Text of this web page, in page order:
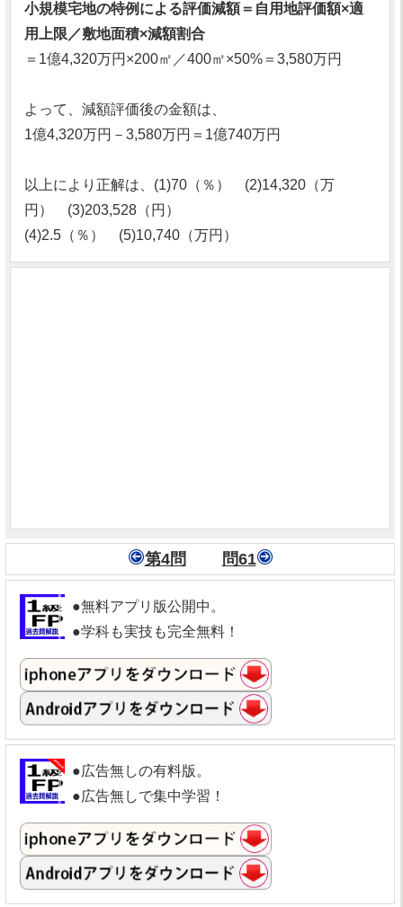
小規模宅地の特例による評価減額＝自用地評価額×適
用上限／敷地面積×減額割合
＝1億4,320万円×200㎡／400㎡×50%＝3,580万円
よって、減額評価後の金額は、
1億4,320万円－3,580万円＝1億740万円
以上により正解は、(1)70（％） (2)14,320（万
円） (3)203,528（円）
(4)2.5（％） (5)10,740（万円）
第4問 問61
●無料アプリ版公開中。
●学科も実技も完全無料！
●広告無しの有料版。
●広告無しで集中学習！